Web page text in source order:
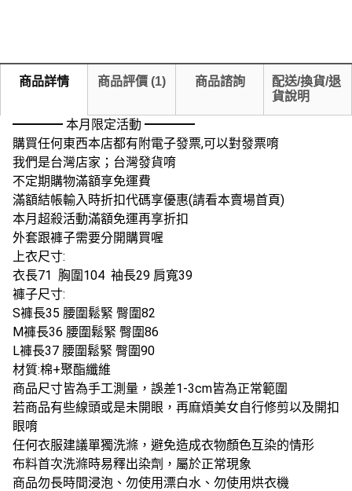
商品詳情 商品評價 (1) 商品諮詢
配送/換貨/退
貨說明
━━━━ 本月限定活動 ━━━━
購買任何東西本店都有附電子發票,可以對發票唷
我們是台灣店家；台灣發貨唷
不定期購物滿額享免運費
滿額結帳輸入時折扣代碼享優惠(請看本賣場首頁)
本月超殺活動滿額免運再享折扣
外套跟褲子需要分開購買喔
上衣尺寸:
衣長71 胸圍104 袖長29 肩寬39
褲子尺寸:
S褲長35 腰圍鬆緊 臀圍82
M褲長36 腰圍鬆緊 臀圍86
L褲長37 腰圍鬆緊 臀圍90
材質:棉+聚酯纖維
商品尺寸皆為手工測量，誤差1-3cm皆為正常範圍
若商品有些線頭或是未開眼，再麻煩美女自行修剪以及開扣
眼唷
任何衣服建議單獨洗滌，避免造成衣物顏色互染的情形
布料首次洗滌時易釋出染劑，屬於正常現象
商品勿長時間浸泡、勿使用漂白水、勿使用烘衣機